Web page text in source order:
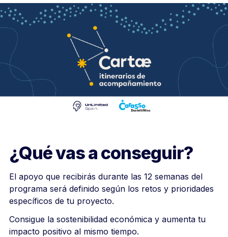
¿Qué vas a conseguir?
El apoyo que recibirás durante las 12 semanas del
programa será definido según los retos y prioridades
específicos de tu proyecto.
Consigue la sostenibilidad económica y aumenta tu
impacto positivo al mismo tiempo.